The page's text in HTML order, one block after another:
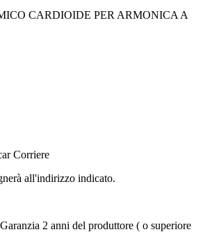
CARDIOIDE PER ARMONICA A
Corriere
all'indirizzo indicato.
Garanzia 2 anni del produttore ( o superiore